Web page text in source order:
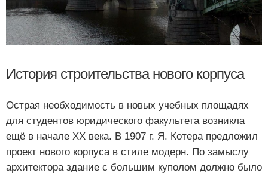
История строительства нового корпуса
Острая необходимость в новых учебных площадях
для студентов юридического факультета возникла
ещё в начале XX века. В 1907 г. Я. Котера предложил
проект нового корпуса в стиле модерн. По замыслу
архитектора здание с большим куполом должно было